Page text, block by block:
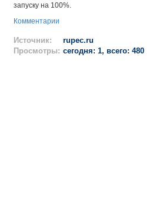
запуску на 100%.
Комментарии
Источник:
rupec.ru
Просмотры: сегодня: 1, всего: 480